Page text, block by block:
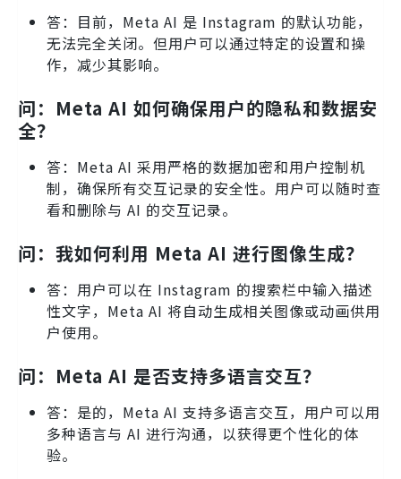
答：目前，Meta AI 是 Instagram 的默认功能，
无法完全关闭。但用户可以通过特定的设置和操
作，减少其影响。
问：Meta AI 如何确保用户的隐私和数据安
全？
答：Meta AI 采用严格的数据加密和用户控制机
制，确保所有交互记录的安全性。用户可以随时查
看和删除与 AI 的交互记录。
问：我如何利用 Meta AI 进行图像生成？
答：用户可以在 Instagram 的搜索栏中输入描述
性文字，Meta AI 将自动生成相关图像或动画供用
户使用。
问：Meta AI 是否支持多语言交互？
答：是的，Meta AI 支持多语言交互，用户可以用
多种语言与 AI 进行沟通，以获得更个性化的体
验。